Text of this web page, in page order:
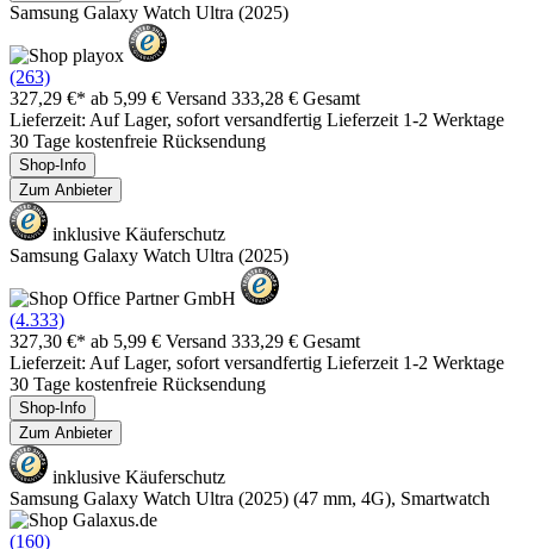
Samsung Galaxy Watch Ultra (2025)
(263)
327,29 €* ab 5,99 € Versand 333,28 € Gesamt
Lieferzeit: Auf Lager, sofort versandfertig Lieferzeit 1-2 Werktage
30 Tage kostenfreie Rücksendung
Shop-Info
Zum Anbieter
inklusive Käuferschutz
Samsung Galaxy Watch Ultra (2025)
(4.333)
327,30 €* ab 5,99 € Versand 333,29 € Gesamt
Lieferzeit: Auf Lager, sofort versandfertig Lieferzeit 1-2 Werktage
30 Tage kostenfreie Rücksendung
Shop-Info
Zum Anbieter
inklusive Käuferschutz
Samsung Galaxy Watch Ultra (2025) (47 mm, 4G), Smartwatch
(160)